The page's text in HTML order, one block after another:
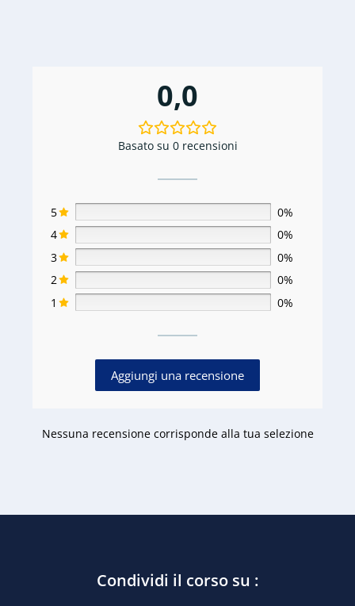
0,0
Basato su 0 recensioni
5
0%
4
0%
3
0%
2
0%
1
0%
Aggiungi una recensione
Nessuna recensione corrisponde alla tua selezione
Condividi il corso su :